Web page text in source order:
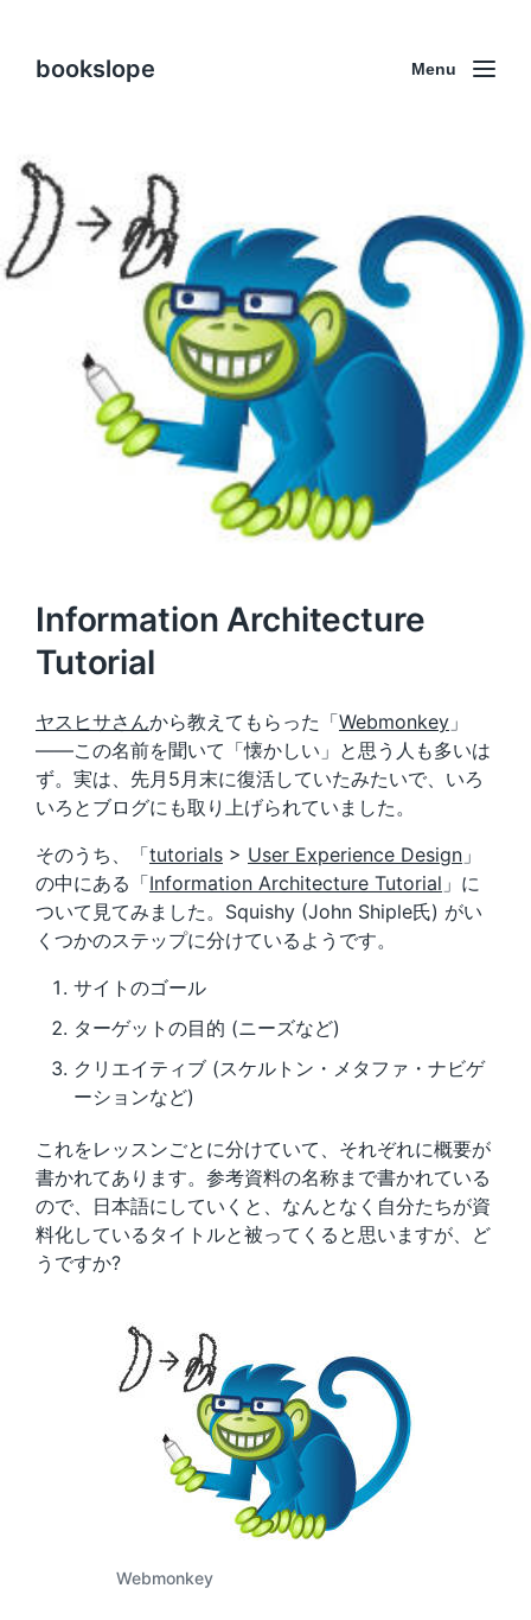
bookslope Menu
Information Architecture
Tutorial
ヤスヒサさんから教えてもらった「Webmonkey 」
――この名前を聞いて「懐かしい」と思う人も多いは
ず。実は、先月5月末に復活していたみたいで、いろ
いろとブログにも取り上げられていました。
そのうち、「tutorials > User Experience Design 」
の中にある「Information Architecture Tutorial 」に
ついて見てみました。Squishy (John Shiple氏) がい
くつかのステップに分けているようです。
サイトのゴール
ターゲットの目的 (ニーズなど)
クリエイティブ (スケルトン・メタファ・ナビゲ
ーションなど)
これをレッスンごとに分けていて、それぞれに概要が
書かれてあります。参考資料の名称まで書かれている
ので、日本語にしていくと、なんとなく自分たちが資
料化しているタイトルと被ってくると思いますが、ど
うですか?
Webmonkey